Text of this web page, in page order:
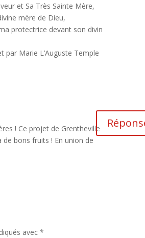
et Sa Très Sainte Mère,
mère de Dieu,
protectrice devant son divin
par Marie L’Auguste Temple
! Ce projet de Grentheville
de bons fruits ! En union de
avec*